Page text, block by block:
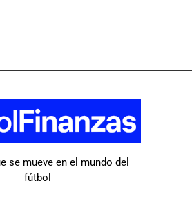
se mueve en el mundo del
fútbol